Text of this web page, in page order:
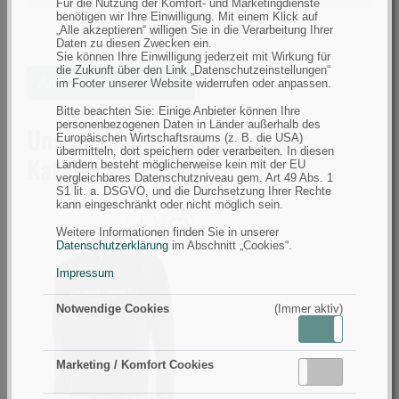
Für die Nutzung der Komfort- und Marketingdienste
benötigen wir Ihre Einwilligung. Mit einem Klick auf
„Alle akzeptieren“ willigen Sie in die Verarbeitung Ihrer
Daten zu diesen Zwecken ein.
Sie können Ihre Einwilligung jederzeit mit Wirkung für
die Zukunft über den Link „Datenschutzeinstellungen“
im Footer unserer Website widerrufen oder anpassen.
Bitte beachten Sie: Einige Anbieter können Ihre
personenbezogenen Daten in Länder außerhalb des
Europäischen Wirtschaftsraums (z. B. die USA)
übermitteln, dort speichern oder verarbeiten. In diesen
Ländern besteht möglicherweise kein mit der EU
vergleichbares Datenschutzniveau gem. Art 49 Abs. 1
S1 lit. a. DSGVO, und die Durchsetzung Ihrer Rechte
kann eingeschränkt oder nicht möglich sein.
Weitere Informationen finden Sie in unserer
Datenschutzerklärung im Abschnitt „Cookies“.
Impressum
Notwendige Cookies (Immer aktiv)
Marketing / Komfort Cookies
nach
Farbe
filtern
nach
Jahreszeit
Jahreszeit Sommer
Ähnliche Artikel suchen
Unsere Empfehlungen in der
Kategorie T-Shirts
Savage
Gear
Gear
1/2